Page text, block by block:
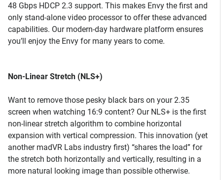
48 Gbps HDCP 2.3 support. This makes Envy the first and
only stand-alone video processor to offer these advanced
capabilities. Our modern-day hardware platform ensures
you’ll enjoy the Envy for many years to come.
Non-Linear Stretch (NLS+)
Want to remove those pesky black bars on your 2.35
screen when watching 16:9 content? Our NLS+ is the first
non-linear stretch algorithm to combine horizontal
expansion with vertical compression. This innovation (yet
another madVR Labs industry first) “shares the load” for
the stretch both horizontally and vertically, resulting in a
more natural looking image than possible otherwise.